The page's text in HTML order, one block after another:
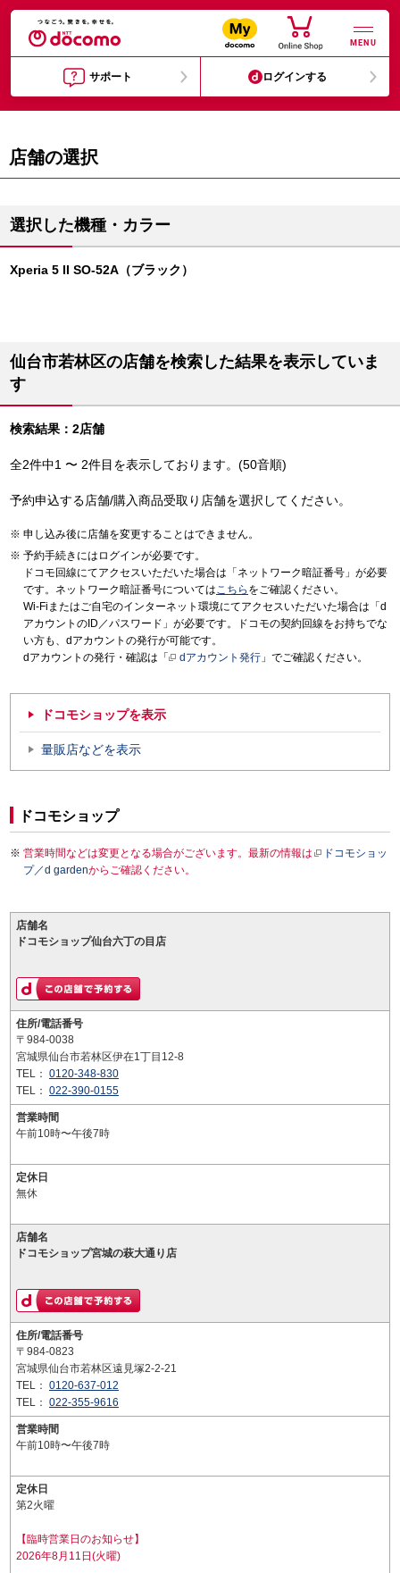
MENU
サポート ログインする
店舗の選択
選択した機種・カラー
Xperia 5 II SO-52A（ブラック）
仙台市若林区の店舗を検索した結果を表示していま
す
検索結果：2店舗
全2件中1 〜 2件目を表示しております。(50音順)
予約申込する店舗/購入商品受取り店舗を選択してください。
申し込み後に店舗を変更することはできません。
予約手続きにはログインが必要です。
ドコモ回線にてアクセスいただいた場合は「ネットワーク暗証番号」が必要
です。ネットワーク暗証番号についてはこちら をご確認ください。
Wi-Fiまたはご自宅のインターネット環境にてアクセスいただいた場合は「d
アカウントのID／パスワード」が必要です。ドコモの契約回線をお持ちでな
い方も、dアカウントの発行が可能です。
dアカウントの発行・確認は「
dアカウント発行 」でご確認ください。
ドコモショップを表示
量販店などを表示
ドコモショップ
営業時間などは変更となる場合がございます。最新の情報は
ドコモショッ
プ／d gardenからご確認ください。
店舗名
ドコモショップ仙台六丁の目店
住所/電話番号
〒984-0038
宮城県仙台市若林区伊在1丁目12-8
TEL： 0120-348-830
TEL： 022-390-0155
営業時間
午前10時〜午後7時
定休日
無休
店舗名
ドコモショップ宮城の萩大通り店
住所/電話番号
〒984-0823
宮城県仙台市若林区遠見塚2-2-21
TEL： 0120-637-012
TEL： 022-355-9616
営業時間
午前10時〜午後7時
定休日
第2火曜
【臨時営業日のお知らせ】
2026年8月11日(火曜)